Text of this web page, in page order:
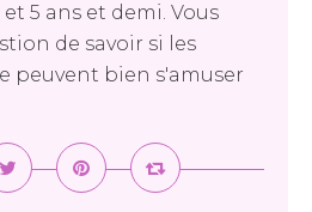
5 ans et demi. Vous
de savoir si les
peuvent bien s'amuser